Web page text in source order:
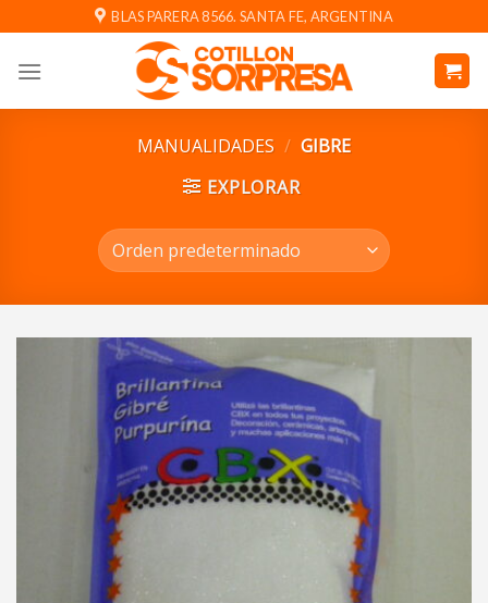
al
contenido
BLAS PARERA 8566. SANTA FE, ARGENTINA
MANUALIDADES / GIBRE
EXPLORAR